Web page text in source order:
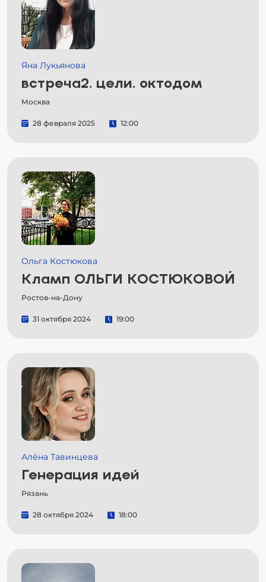
Яна Лукьянова
встреча2. цели. октодом
Москва
28 февраля 2025 12:00
Ольга Костюкова
Кламп ОЛЬГИ КОСТЮКОВОЙ
Ростов-на-Дону
31 октября 2024 19:00
Алёна Тавинцева
Генерация идей
Рязань
28 октября 2024 18:00